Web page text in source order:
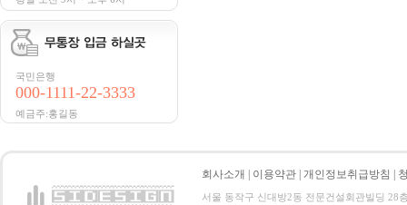
국민은행
000-1111-22-3333
예금주:홍길동
회사소개 이용약관 개인정보취급방침
서울 동작구 신대방2동 전문건설회관빌딩 28